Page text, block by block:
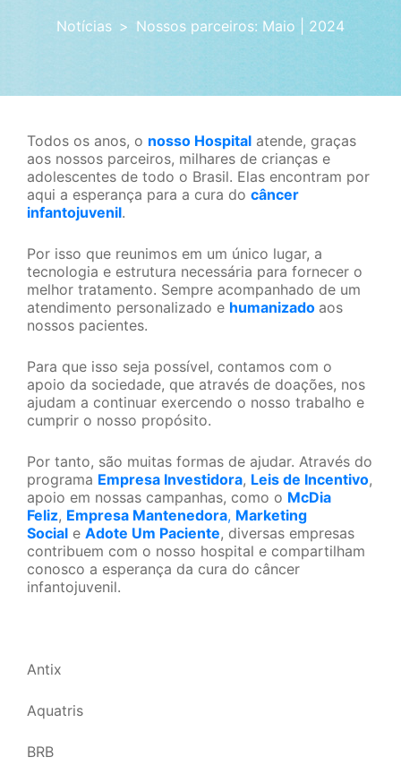
Notícias Nossos parceiros: Maio | 2024
Todos os anos, o nosso Hospital atende, graças
aos nossos parceiros, milhares de crianças e
adolescentes de todo o Brasil. Elas encontram por
aqui a esperança para a cura do câncer
infantojuvenil.
Por isso que reunimos em um único lugar, a
tecnologia e estrutura necessária para fornecer o
melhor tratamento. Sempre acompanhado de um
atendimento personalizado e humanizado aos
nossos pacientes.
Para que isso seja possível, contamos com o
apoio da sociedade, que através de doações, nos
ajudam a continuar exercendo o nosso trabalho e
cumprir o nosso propósito.
Por tanto, são muitas formas de ajudar. Através do
programa Empresa Investidora, Leis de Incentivo,
apoio em nossas campanhas, como o McDia
Feliz, Empresa Mantenedora, Marketing
Social e Adote Um Paciente, diversas empresas
contribuem com o nosso hospital e compartilham
conosco a esperança da cura do câncer
infantojuvenil.
Antix
Aquatris
BRB